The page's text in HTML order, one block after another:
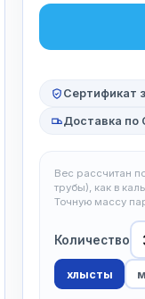
Сертификат
Доставка по
Вес рассчитан
трубы), как в
Точную массу
Количество
хлысты